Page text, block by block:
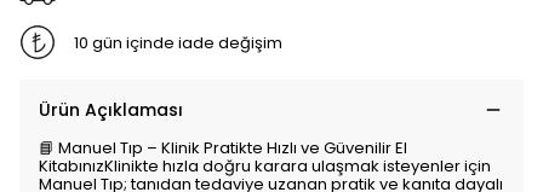
10 gün içinde iade değişim
Ürün Açıklaması
📘 Manuel Tıp – Klinik Pratikte Hızlı ve Güvenilir El
KitabınızKlinikte hızla doğru karara ulaşmak isteyenler için
Manuel Tıp; tanıdan tedaviye uzanan pratik ve kanıta dayalı